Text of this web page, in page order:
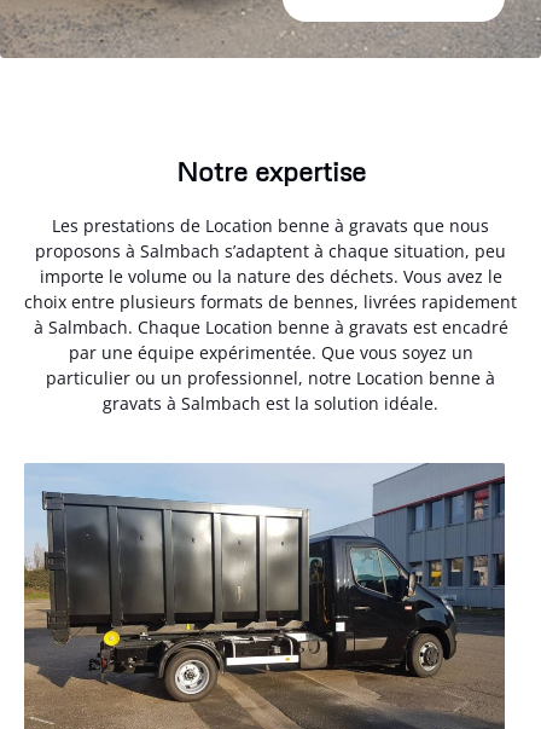
Notre expertise
Les prestations de Location benne à gravats que nous
proposons à Salmbach s’adaptent à chaque situation, peu
importe le volume ou la nature des déchets. Vous avez le
choix entre plusieurs formats de bennes, livrées rapidement
à Salmbach. Chaque Location benne à gravats est encadré
par une équipe expérimentée. Que vous soyez un
particulier ou un professionnel, notre Location benne à
gravats à Salmbach est la solution idéale.